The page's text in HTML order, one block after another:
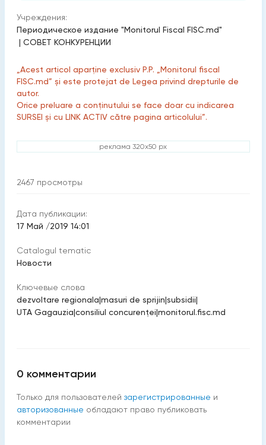
Учреждения:
Периодическое издание "Monitorul Fiscal FISC.md"
| СОВЕТ КОНКУРЕНЦИИ
„Acest articol aparține exclusiv P.P. „Monitorul fiscal
FISC.md” și este protejat de Legea privind drepturile de
autor.
Orice preluare a conținutului se face doar cu indicarea
SURSEI și cu LINK ACTIV către pagina articolului”.
реклама 320x50 px
2467 просмотры
Дата публикации:
17 Май /2019 14:01
Catalogul tematic
Новости
Ключевые слова
dezvoltare regionala|masuri de sprijin|subsidii|
UTA Gagauzia|consiliul concurenței|monitorul.fisc.md
0 комментарии
Только для пользователей зарегистрированные и
авторизованные обладают право публиковать
комментарии